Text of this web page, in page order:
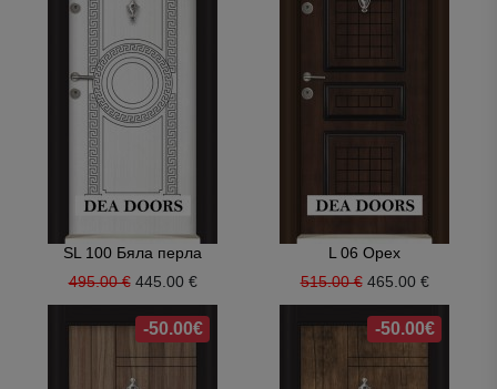
SL 100 Бяла перла
495.00 € 445.00 €
L 06 Орех
515.00 € 465.00 €
-50.00€ -50.00€